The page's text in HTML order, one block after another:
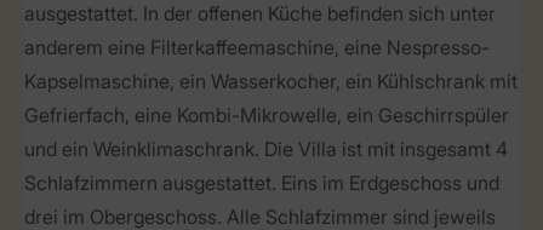
ausgestattet. In der offenen Küche befinden sich unter
anderem eine Filterkaffeemaschine, eine Nespresso-
Kapselmaschine, ein Wasserkocher, ein Kühlschrank mit
Gefrierfach, eine Kombi-Mikrowelle, ein Geschirrspüler
und ein Weinklimaschrank. Die Villa ist mit insgesamt 4
Schlafzimmern ausgestattet. Eins im Erdgeschoss und
drei im Obergeschoss. Alle Schlafzimmer sind jeweils